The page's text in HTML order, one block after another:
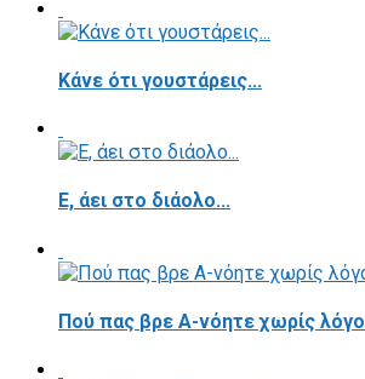
Κάνε ότι γουστάρεις...
E, άει στο διάολο...
Πού πας βρε Α-νόητε χωρίς λόγο